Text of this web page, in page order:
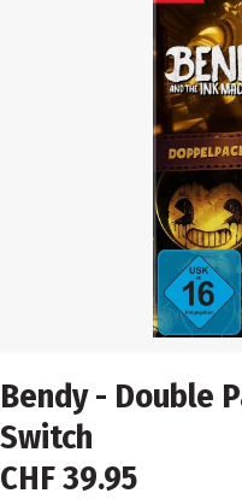
Bendy - Double
Switch
CHF 39.95